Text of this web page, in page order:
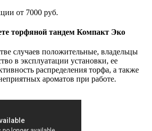
от 7000 руб.
торфяной тандем Компакт Эко
случаев положительные, владельцы
в эксплуатации установки, ее
распределения торфа, а также
ароматов при работе.